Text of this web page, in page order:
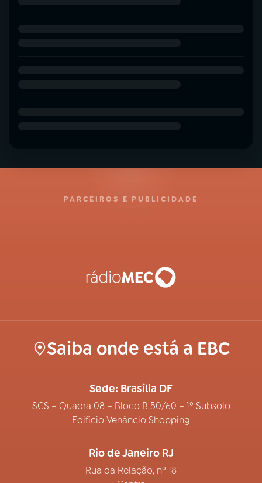
PARCEIROS E PUBLICIDADE
Saiba onde está a EBC
Sede: Brasília DF
SCS – Quadra 08 – Bloco B 50/60 – 1º Subsolo
Edifício Venâncio Shopping
Rio de Janeiro RJ
Rua da Relação, nº 18